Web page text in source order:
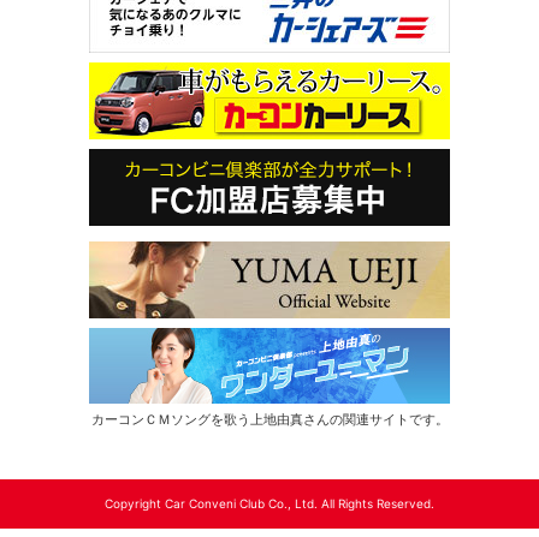
カーコンＣＭソングを歌う上地由真さんの関連サイトです。
Copyright Car Conveni Club Co., Ltd. All Rights Reserved.